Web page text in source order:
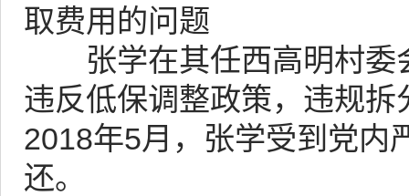
取费用的问题
张学在其任西高明村委
违反低保调整政策，违规
2018年5月，张学受到党内
还。